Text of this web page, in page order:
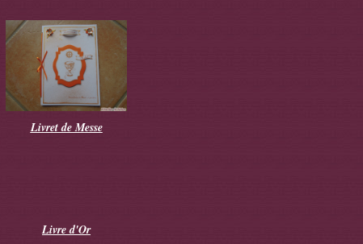
Livret de Messe
Livre d'Or